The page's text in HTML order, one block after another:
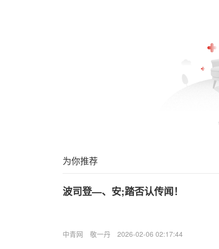
为你推荐
波司登—、安;踏否认传闻！
中青网 敬一丹 2026-02-06 02:17:44